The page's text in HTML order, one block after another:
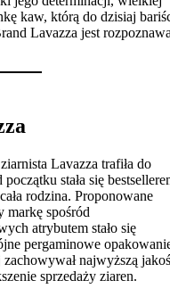
kaw, którą do dzisiaj
Lavazza jest
Lavazza trafiła do
stała się
rodzina. Proponowane
markę spośród
atrybutem stało się
pergaminowe
najwyższą
sprzedaży ziaren.